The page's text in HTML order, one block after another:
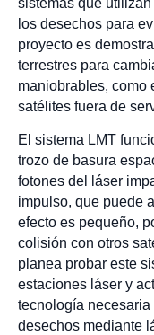
sistemas que
los desechos para
proyecto es
terrestres para
maniobrables, como
satélites fuera de
El sistema LMT
trozo de basura
fotones del láser
impulso, que puede
efecto es pequeño,
colisión con otros
planea probar este
estaciones láser y
tecnología
desechos mediante